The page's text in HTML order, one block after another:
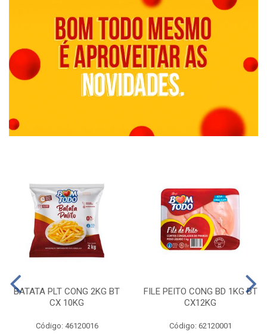
BATATA PLT CONG 2KG BT
CX 10KG
Código: 46120016
FILE PEITO CONG BD 1KG BT
CX12KG
Código: 62120001